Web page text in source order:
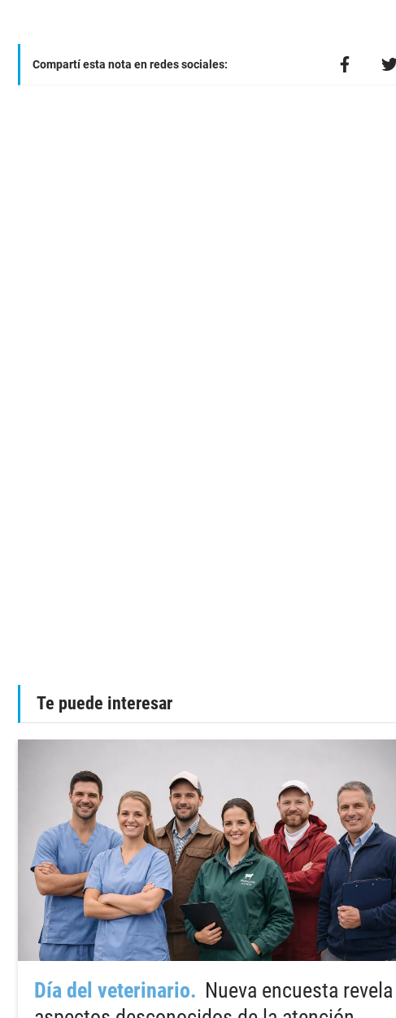
Compartí esta nota en redes sociales:
Te puede interesar
Día del veterinario
Nueva encuesta revela